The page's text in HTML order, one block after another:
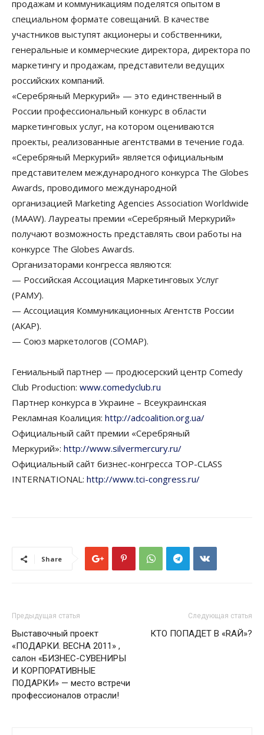
продажам и коммуникациям поделятся опытом в
специальном формате совещаний. В качестве
участников выступят акционеры и собственники,
генеральные и коммерческие директора, директора по
маркетингу и продажам, представители ведущих
российских компаний.
«Серебряный Меркурий» — это единственный в
России профессиональный конкурс в области
маркетинговых услуг, на котором оцениваются
проекты, реализованные агентствами в течение года.
«Серебряный Меркурий» является официальным
представителем международного конкурса The Globes
Awards, проводимого международной
организацией Marketing Agencies Association Worldwide
(MAAW). Лауреаты премии «Серебряный Меркурий»
получают возможность представлять свои работы на
конкурсе The Globes Awards.
Организаторами конгресса являются:
— Российская Ассоциация Маркетинговых Услуг
(РАМУ).
— Ассоциация Коммуникационных Агентств России
(АКАР).
— Союз маркетологов (СОМАР).
Гениальный партнер — продюсерский центр Comedy
Club Production: www.comedyclub.ru
Партнер конкурса в Украине – Всеукраинская
Рекламная Коалиция: http://adcoalition.org.ua/
Официальный сайт премии «Серебряный
Меркурий»: http://www.silvermercury.ru/
Официальный сайт бизнес-конгресса TOP-CLASS
INTERNATIONAL: http://www.tci-congress.ru/
Share
Предыдущая статья
Выставочный проект
«ПОДАРКИ. ВЕСНА 2011» ,
салон «БИЗНЕС-СУВЕНИРЫ
И КОРПОРАТИВНЫЕ
ПОДАРКИ» — место встречи
профессионалов отрасли!
Следующая статья
КТО ПОПАДЕТ В «RАЙ»?